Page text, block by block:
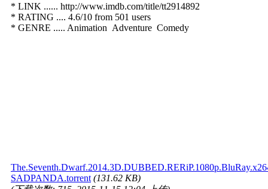
* LINK ...... http://www.imdb.com/title/tt2914892
* RATING .... 4.6/10 from 501 users
* GENRE ..... Animation Adventure Comedy
SADPANDA.torrent (131.62 KB)